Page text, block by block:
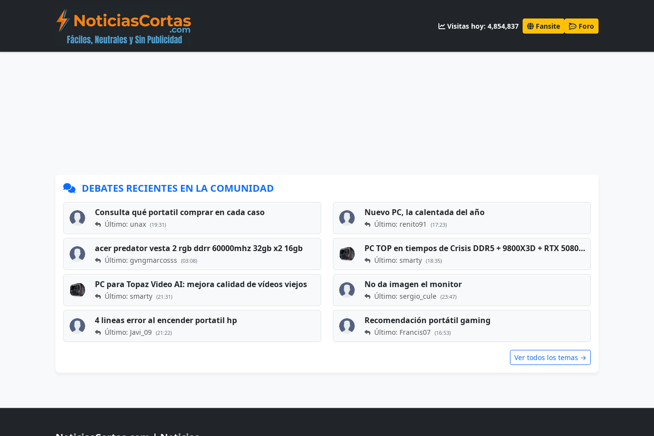
Visitas hoy: 4,854,837 Fansite Foro
DEBATES RECIENTES EN LA COMUNIDAD
Consulta qué portatil comprar en cada caso
Último: unax (19:31)
Nuevo PC, la calentada del año
Último: renito91 (17:23)
acer predator vesta 2 rgb ddrr 60000mhz 32gb x2 16gb
Último: gvngmarcosss (03:08)
PC TOP en tiempos de Crisis DDR5 + 9800X3D + RTX 5080 [2026][2400€]
Último: smarty (18:35)
PC para Topaz Video AI: mejora calidad de vídeos viejos
Último: smarty (21:31)
No da imagen el monitor
Último: sergio_cule (23:47)
4 lineas error al encender portatil hp
Último: Javi_09 (21:22)
Recomendación portátil gaming
Último: Francis07 (16:53)
Ver todos los temas →